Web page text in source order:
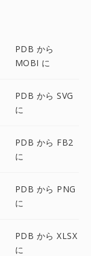
PDB から
MOBI に
PDB から SVG
に
PDB から FB2
に
PDB から PNG
に
PDB から XLSX
に